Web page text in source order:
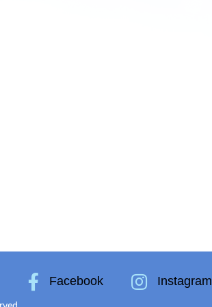
Facebook Instagram